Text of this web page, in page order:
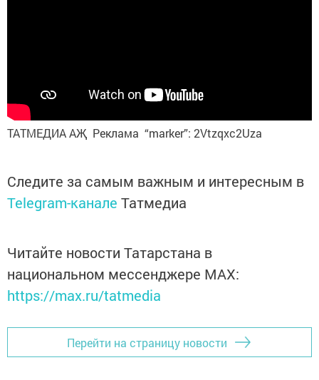
ТАТМЕДИА АҖ Реклама “marker”: 2Vtzqxc2Uza
Следите за самым важным и интересным в
Telegram-канале Татмедиа
Читайте новости Татарстана в
национальном мессенджере MАХ:
https://max.ru/tatmedia
Перейти на страницу новости